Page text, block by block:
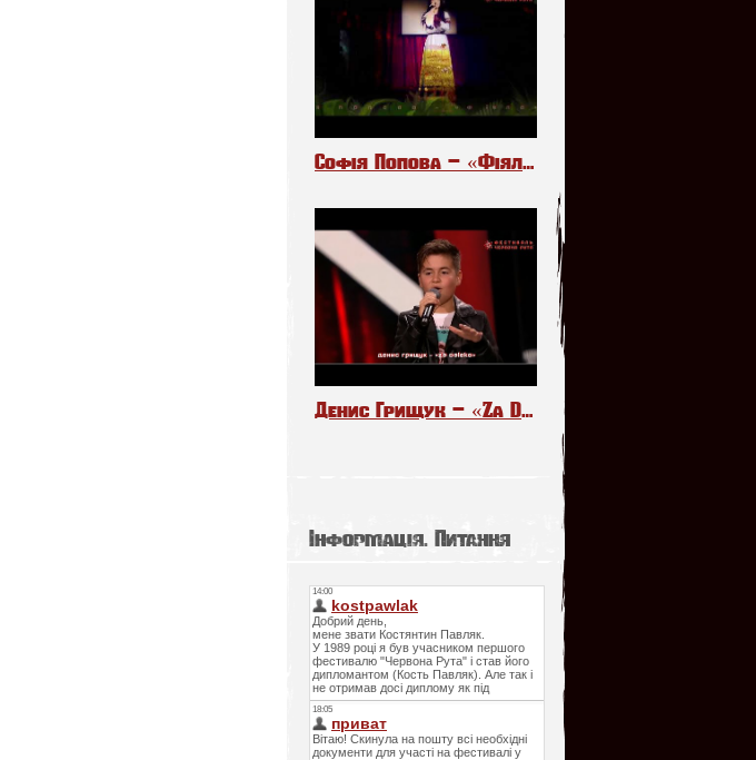
Софія Попова – «Фіялочки»
Денис Грищук – «Za Daleko». The Voice Kids Poland 6
Інформація. Питання